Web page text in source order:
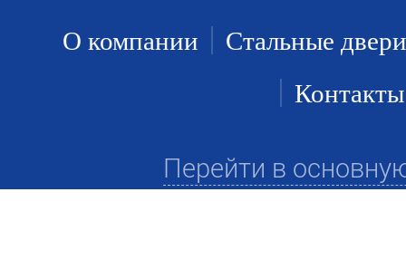
О компании
Стальные двери
Контакты
Перейти в